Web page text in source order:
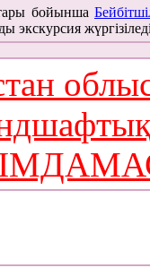
бойынша
экскурсия